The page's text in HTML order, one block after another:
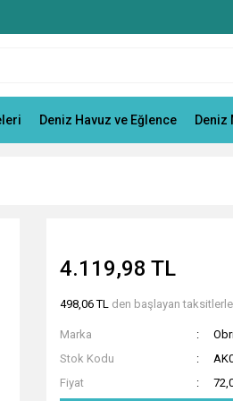
Deniz Havuz ve Eğlence Deniz
4.119,98 TL
498,06 TL den başlayan
Marka
Stok Kodu
Fiyat